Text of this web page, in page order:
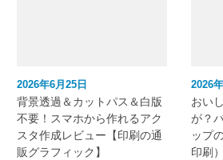
2026年6月25日
背景透過＆カットパス＆白版
不要！スマホから作れるアク
スタ作成レビュー【印刷の通
販グラフィック】
2026
おい
が？
ップ
印刷